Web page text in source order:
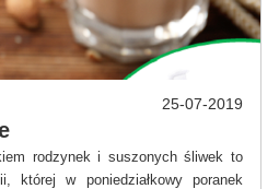
25-07-2019
rodzynek i suszonych śliwek to
której w poniedziałkowy poranek